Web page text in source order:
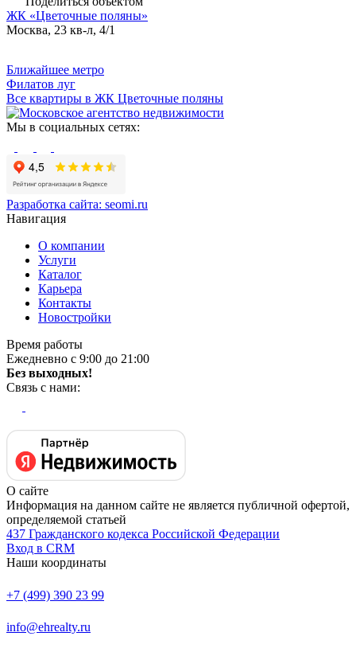
ЖК «Цветочные поляны»
Москва, 23 кв-л, 4/1
Ближайшее метро
Филатов луг
Все квартиры в ЖК Цветочные поляны
Мы в социальных сетях:
Разработка сайта: seomi.ru
Навигация
О компании
Услуги
Каталог
Карьера
Контакты
Новостройки
Время работы
Ежедневно с 9:00 до 21:00
Без выходных!
Связь с нами:
О сайте
Информация на данном сайте не является публичной офертой,
определяемой статьей
437 Гражданского кодекса Российской Федерации
Вход в CRM
Наши координаты
+7 (499) 390 23 99
info@ehrealty.ru